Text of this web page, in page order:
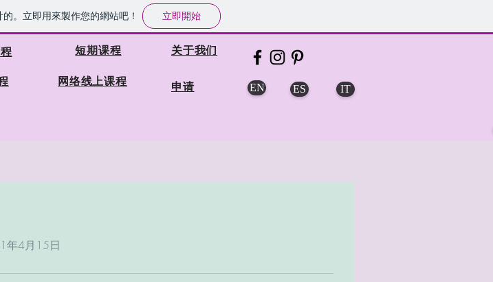
。立即用來製作您的網站吧！ 立即開始
短期课程
网络线上课程
关于我们
申请 EN ES IT
年4月15日